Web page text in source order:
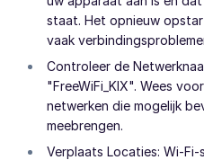
staat. Het opnieuw
vaak
Controleer de
"FreeWiFi_KIX". Wees
netwerken die mogelijk
meebrengen.
Verplaats Locaties: Wi-Fi-